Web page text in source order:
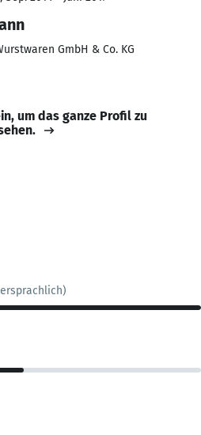
GmbH & Co. KG
um das ganze Profil zu